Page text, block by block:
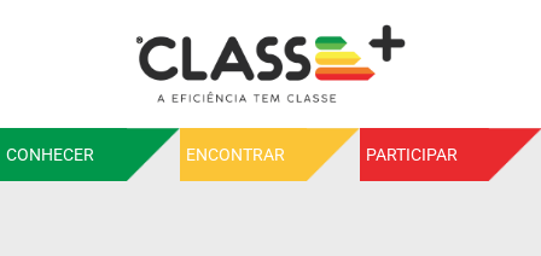
CONHECER ENCONTRAR PARTICIPAR